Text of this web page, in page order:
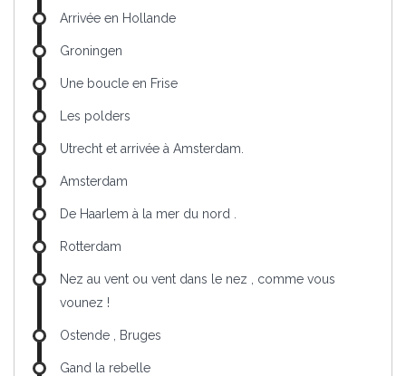
Arrivée en Hollande
Groningen
Une boucle en Frise
Les polders
Utrecht et arrivée à Amsterdam.
Amsterdam
De Haarlem à la mer du nord .
Rotterdam
Nez au vent ou vent dans le nez , comme vous
vounez !
Ostende , Bruges
Gand la rebelle